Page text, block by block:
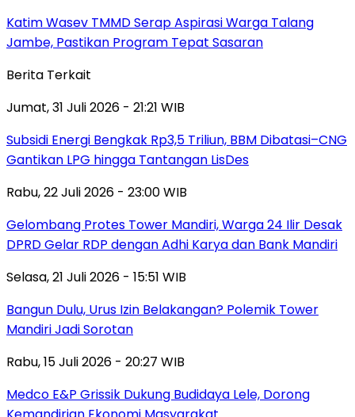
Katim Wasev TMMD Serap Aspirasi Warga Talang
Jambe, Pastikan Program Tepat Sasaran
Berita Terkait
Jumat, 31 Juli 2026 - 21:21 WIB
Subsidi Energi Bengkak Rp3,5 Triliun, BBM Dibatasi–CNG
Gantikan LPG hingga Tantangan LisDes
Rabu, 22 Juli 2026 - 23:00 WIB
Gelombang Protes Tower Mandiri, Warga 24 Ilir Desak
DPRD Gelar RDP dengan Adhi Karya dan Bank Mandiri
Selasa, 21 Juli 2026 - 15:51 WIB
Bangun Dulu, Urus Izin Belakangan? Polemik Tower
Mandiri Jadi Sorotan
Rabu, 15 Juli 2026 - 20:27 WIB
Medco E&P Grissik Dukung Budidaya Lele, Dorong